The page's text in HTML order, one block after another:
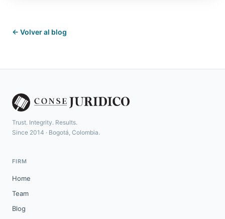
← Volver al blog
Trust. Integrity. Results.
Since 2014 · Bogotá, Colombia.
FIRM
Home
Team
Blog